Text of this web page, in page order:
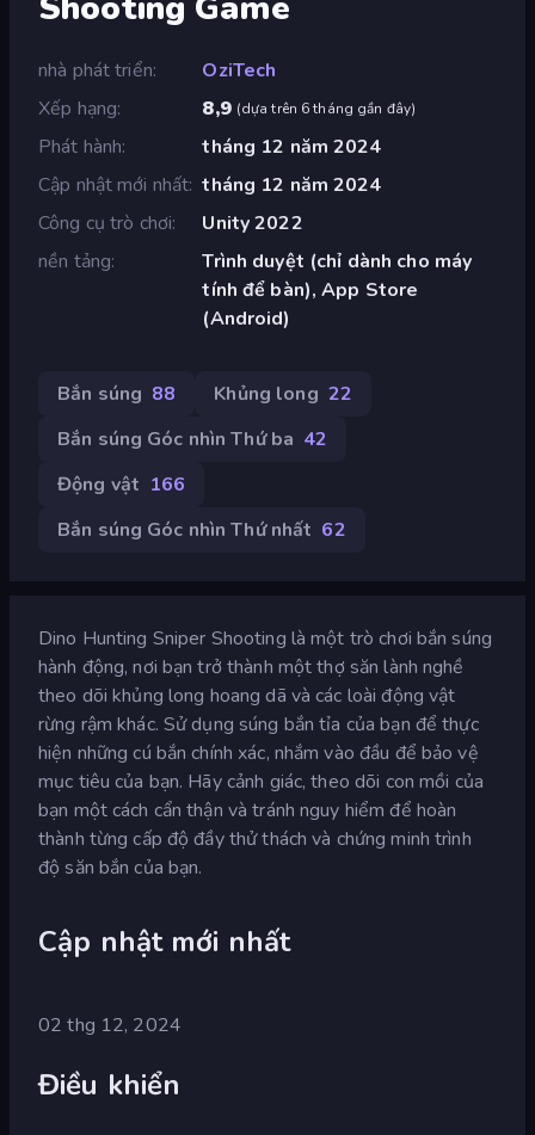
nhà phát triển
OziTech
Xếp hạng
8,9 (dựa trên 6 tháng gần đây)
Phát hành
tháng 12 năm 2024
Cập nhật mới nhất tháng 12 năm 2024
Công cụ trò chơi
Unity 2022
nền tảng
Trình duyệt (chỉ dành cho máy
tính để bàn), App Store
(Android)
Bắn súng 88 Khủng long 22
Bắn súng Góc nhìn Thứ ba 42
Động vật 166
Bắn súng Góc nhìn Thứ nhất 62
Dino Hunting Sniper Shooting là một trò chơi bắn súng
hành động, nơi bạn trở thành một thợ săn lành nghề
theo dõi khủng long hoang dã và các loài động vật
rừng rậm khác. Sử dụng súng bắn tỉa của bạn để thực
hiện những cú bắn chính xác, nhắm vào đầu để bảo vệ
mục tiêu của bạn. Hãy cảnh giác, theo dõi con mồi của
bạn một cách cẩn thận và tránh nguy hiểm để hoàn
thành từng cấp độ đầy thử thách và chứng minh trình
độ săn bắn của bạn.
Cập nhật mới nhất
02 thg 12, 2024
Điều khiển